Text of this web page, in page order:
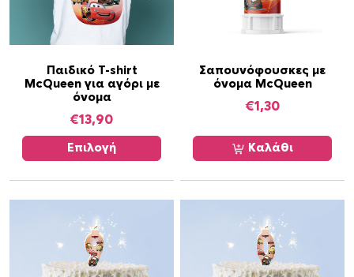
ο
Παιδικό T-shirt
McQueen για αγόρι με
όνομα
€13,90
Επιλογή
υ
τ
ο
π
ρ
Σαπουνόφουσκες με
όνομα McQueen
€1,30
Καλάθι